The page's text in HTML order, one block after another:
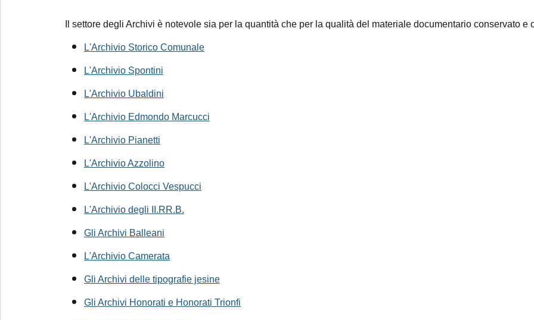
Il settore degli Archivi è notevole sia per la quantità che per la qualità del materiale documentario conservato e
L'Archivio Storico Comunale
L'Archivio Spontini
L'Archivio Ubaldini
L'Archivio Edmondo Marcucci
L'Archivio Pianetti
L'Archivio Azzolino
L'Archivio Colocci Vespucci
L'Archivio degli II.RR.B.
Gli Archivi Balleani
L'Archivio Camerata
Gli Archivi delle tipografie jesine
Gli Archivi Honorati e Honorati Trionfi